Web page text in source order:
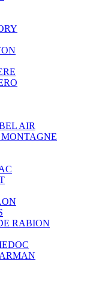
AIR
RABION